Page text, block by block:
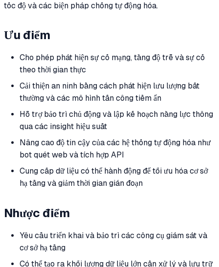
tốc độ và các biện pháp chống tự động hóa.
Ưu điểm
Cho phép phát hiện sự cố mạng, tăng độ trễ và sự cố
theo thời gian thực
Cải thiện an ninh bằng cách phát hiện lưu lượng bất
thường và các mô hình tấn công tiềm ẩn
Hỗ trợ bảo trì chủ động và lập kế hoạch năng lực thông
qua các insight hiệu suất
Nâng cao độ tin cậy của các hệ thống tự động hóa như
bot quét web và tích hợp API
Cung cấp dữ liệu có thể hành động để tối ưu hóa cơ sở
hạ tầng và giảm thời gian gián đoạn
Nhược điểm
Yêu cầu triển khai và bảo trì các công cụ giám sát và
cơ sở hạ tầng
Có thể tạo ra khối lượng dữ liệu lớn cần xử lý và lưu trữ